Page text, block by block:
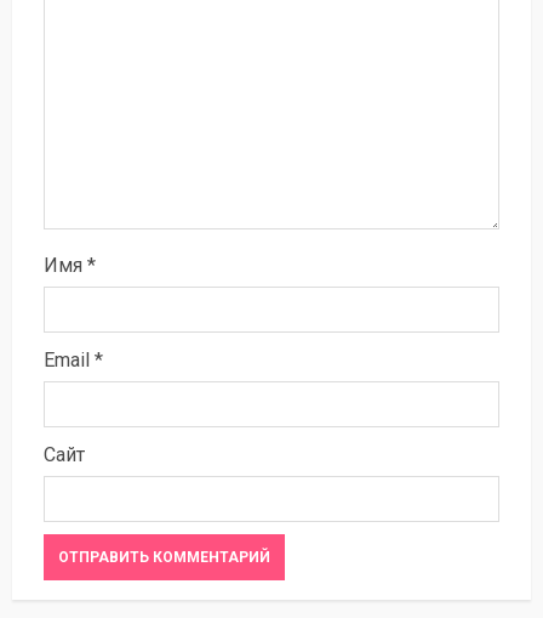
Имя *
Email *
Сайт